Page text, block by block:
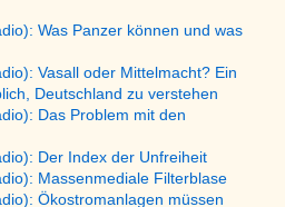
Was Panzer können und was
Vasall oder Mittelmacht? Ein
Deutschland zu verstehen
Das Problem mit den
Der Index der Unfreiheit
Massenmediale Filterblase
Ökostromanlagen müssen